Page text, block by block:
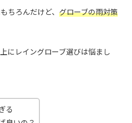
ちろんだけど、 グローブの雨対策
にレイングローブ選びは悩まし
る